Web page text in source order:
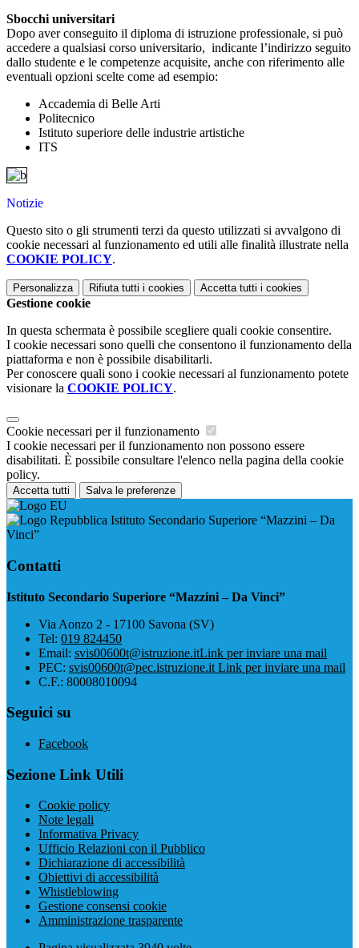
Sbocchi universitari
Dopo aver conseguito il diploma di istruzione professionale, si può
accedere a qualsiasi corso universitario, indicante l’indirizzo seguito
dallo studente e le competenze acquisite, anche con riferimento alle
eventuali opzioni scelte come ad esempio:
Accademia di Belle Arti
Politecnico
Istituto superiore delle industrie artistiche
ITS
Notizie
Questo sito o gli strumenti terzi da questo utilizzati si avvalgono di
cookie necessari al funzionamento ed utili alle finalità illustrate nella
COOKIE POLICY.
Personalizza Rifiuta tutti i cookies Accetta tutti i cookies
Gestione cookie
In questa schermata è possibile scegliere quali cookie consentire.
I cookie necessari sono quelli che consentono il funzionamento della
piattaforma e non è possibile disabilitarli.
Per conoscere quali sono i cookie necessari al funzionamento potete
visionare la COOKIE POLICY.
Cookie necessari per il funzionamento
I cookie necessari per il funzionamento non possono essere
disabilitati. È possibile consultare l'elenco nella pagina della cookie
policy.
Accetta tutti Salva le preferenze
Istituto Secondario Superiore “Mazzini – Da
Vinci”
Contatti
Istituto Secondario Superiore “Mazzini – Da Vinci”
Via Aonzo 2 - 17100 Savona (SV)
Tel: 019 824450
Email: svis00600t@istruzione.itLink per inviare una mail
PEC: svis00600t@pec.istruzione.it Link per inviare una mail
C.F.: 80008010094
Seguici su
Facebook
Sezione Link Utili
Cookie policy
Note legali
Informativa Privacy
Ufficio Relazioni con il Pubblico
Dichiarazione di accessibilità
Obiettivi di accessibilità
Whistleblowing
Gestione consensi cookie
Amministrazione trasparente